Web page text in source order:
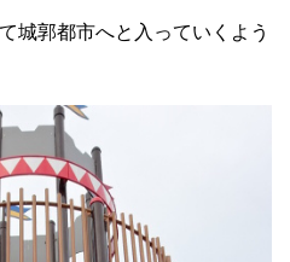
城郭都市へと入っていくよう